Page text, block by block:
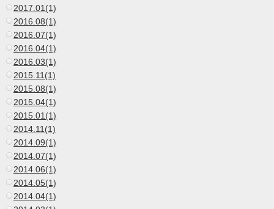
2017.01(1)
2016.08(1)
2016.07(1)
2016.04(1)
2016.03(1)
2015.11(1)
2015.08(1)
2015.04(1)
2015.01(1)
2014.11(1)
2014.09(1)
2014.07(1)
2014.06(1)
2014.05(1)
2014.04(1)